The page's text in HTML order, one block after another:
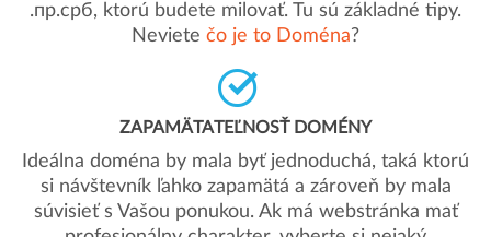
.пр.срб, ktorú budete milovať. Tu sú základné tipy.
Neviete čo je to Doména?
ZAPAMÄTATEĽNOSŤ DOMÉNY
Ideálna doména by mala byť jednoduchá, taká ktorú
si návštevník ľahko zapamätá a zároveň by mala
súvisieť s Vašou ponukou. Ak má webstránka mať